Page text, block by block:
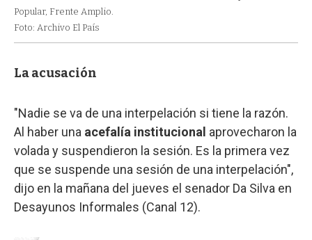
Popular, Frente Amplio.
Foto: Archivo El País
La acusación
"Nadie se va de una interpelación si tiene la razón.
Al haber una acefalía institucional aprovecharon la
volada y suspendieron la sesión. Es la primera vez
que se suspende una sesión de una interpelación",
dijo en la mañana del jueves el senador Da Silva en
Desayunos Informales (Canal 12).